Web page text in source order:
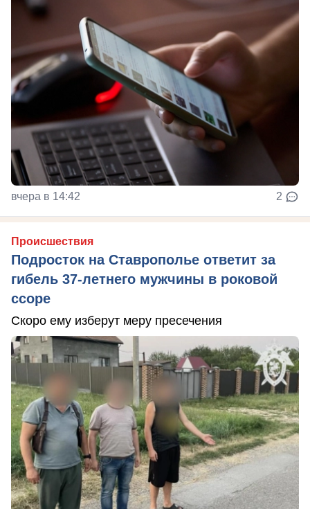
вчера в 14:42 2
Происшествия
Подросток на Ставрополье ответит за
гибель 37-летнего мужчины в роковой
ссоре
Скоро ему изберут меру пресечения